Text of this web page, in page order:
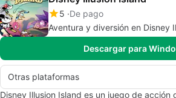
5 De pago
Aventura y diversión en Disney
Descargar para
Otras plataformas
Disney Illusion Island es un juego de acción